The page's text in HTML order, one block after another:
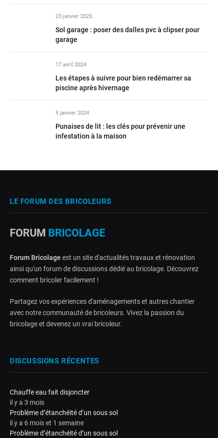
23 janvier 2025
Sol garage : poser des dalles pvc à clipser pour
garage
17 avril 2024
Les étapes à suivre pour bien redémarrer sa
piscine après hivernage
9 janvier 2024
Punaises de lit : les clés pour prévenir une
infestation à la maison
LE FORUM DES BRICOLEURS
FORUM BRICOLAGE
Forum Bricolageest un site d'actualités travaux et rénovation
ainsi qu'un forum de discussions dédié au bricolage. Découvrez
comment bricoler facilement !
Partagez vos expériences d'aménagements et autres chantier
avec notre communauté de bricoleurs. Vivez la passion du
bricolage et devenez un vrai bricoleur.
DISCUSSIONS RÉCENTES
Chauffe eau fait disjoncter
il y a 3 mois
Problème d’étanchéité d’un sous sol
il y a 6 mois et 1 semaine
Problème d’étanchéité d’un sous sol